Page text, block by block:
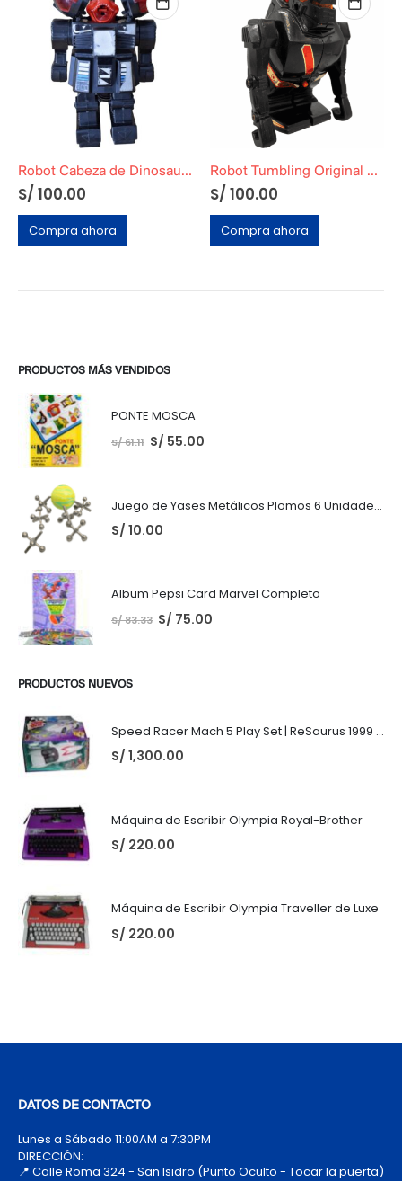
Robot Cabeza de Dinosaurio Decorativo
S/ 100.00
Compra ahora
Robot Tumbling Original Funcionando
S/ 100.00
Compra ahora
PRODUCTOS MÁS VENDIDOS
PONTE MOSCA
S/61.11 S/ 55.00
Juego de Yases Metálicos Plomos 6 Unidades + Pelota de Goma (En Bolsita Lista para Regalar)
S/ 10.00
Album Pepsi Card Marvel Completo
S/83.33 S/ 75.00
PRODUCTOS NUEVOS
Speed Racer Mach 5 Play Set | ReSaurus 1999 | Meteoro
S/ 1,300.00
Máquina de Escribir Olympia Royal-Brother
S/ 220.00
Máquina de Escribir Olympia Traveller de Luxe
S/ 220.00
DATOS DE CONTACTO
Lunes a Sábado 11:00AM a 7:30PM
DIRECCIÓN:
📍 Calle Roma 324 - San Isidro (Punto Oculto - Tocar la puerta)